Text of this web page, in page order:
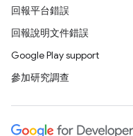
回報平台錯誤
回報說明文件錯誤
Google Play support
參加研究調查